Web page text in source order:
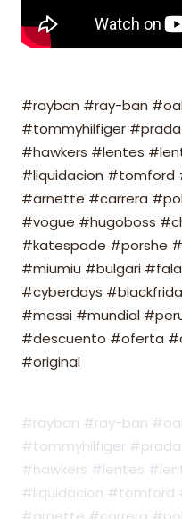
#rayban #ray-ban
#tommyhilfiger
#hawkers #lentes
#liquidacion #tomford
#arnette #carrera
#vogue #hugoboss
#katespade #porshe
#miumiu #bulgari
#cyberdays
#messi #mundial
#descuento #oferta
#original
#rayban #ray-ban
#tommyhilfiger
#hawkers #lentes
#liquidacion #tomford